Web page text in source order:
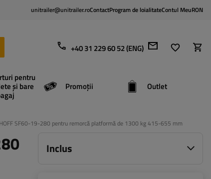
unitrailer@unitrailer.roContactProgram de loialitateContul MeuRON
+40 31 229 60 52 (ENG)
pentru
și bare Promoții Outlet
SF60-19-280 pentru remorcă platformă de 1300 kg 415-655 mm
Inclus